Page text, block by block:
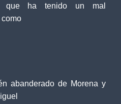
que ha tenido un mal
abanderado de Morena y